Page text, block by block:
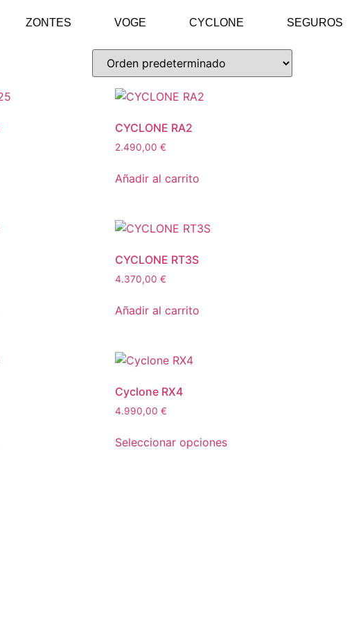
ZONTES VOGE CYCLONE SEGUROS
CYCLONE RA2
2.490,00€
Añadir al carrito
CYCLONE RT3S
4.370,00€
Añadir al carrito
Cyclone RX4
4.990,00€
Seleccionar opciones